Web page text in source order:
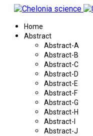
Home
Abstract
Abstract-A
Abstract-B
Abstract-C
Abstract-D
Abstract-E
Abstract-F
Abstract-G
Abstract-H
Abstract-I
Abstract-J